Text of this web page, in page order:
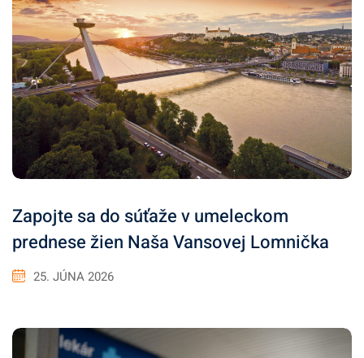
Zapojte sa do súťaže v umeleckom
prednese žien Naša Vansovej Lomnička
25. JÚNA 2026